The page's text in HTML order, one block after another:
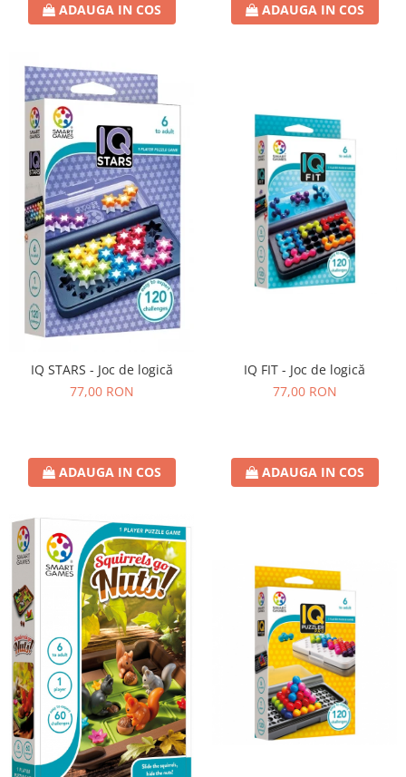
ADAUGA IN COS ADAUGA IN COS
IQ STARS - Joc de logică
77,00 RON
ADAUGA IN COS
IQ FIT - Joc de logică
77,00 RON
ADAUGA IN COS